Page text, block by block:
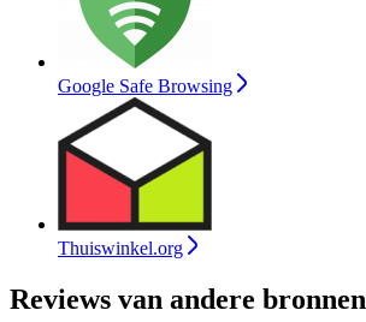
Google Safe Browsing
Thuiswinkel.org
Reviews van andere bronnen